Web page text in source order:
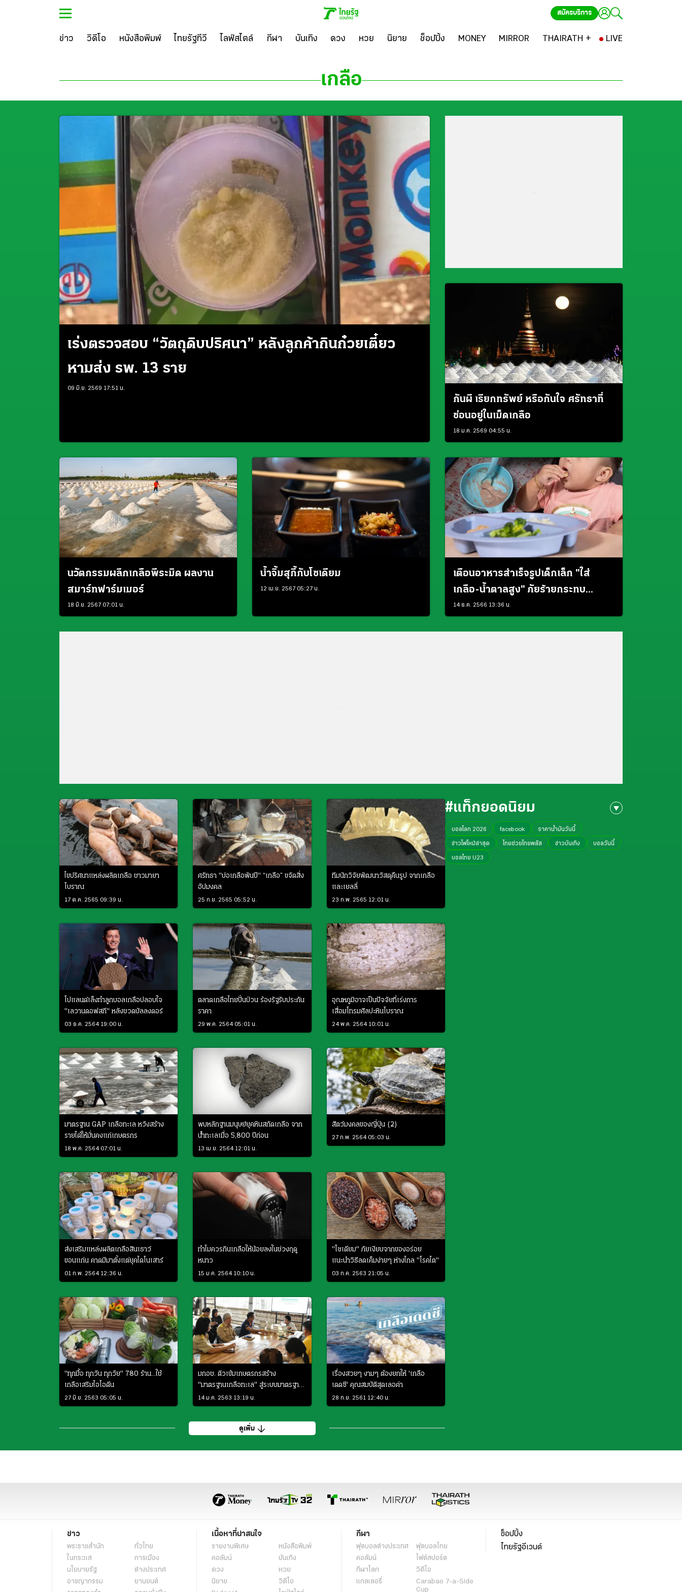
สมัครบริการ
ข่าว วิดีโอ หนังสือพิมพ์ ไทยรัฐทีวี ไลฟ์สไตล์ กีฬา บันเทิง ดวง หวย นิยาย ช็อปปิ้ง MONEY MIRROR THAIRATH + LIVE
เกลือ
เร่งตรวจสอบ “วัตถุดิบปริศนา” หลังลูกค้ากินก๋วยเตี๋ยว
หามส่ง รพ. 13 ราย
09 มิ.ย. 2569 17:51 น.
กันผี เรียกทรัพย์ หรือกันใจ ศรัทธาที่
ซ่อนอยู่ในเม็ดเกลือ
18 ม.ค. 2569 04:55 น.
นวัตกรรมผลึกเกลือพีระมิด ผลงาน
สมาร์ทฟาร์มเมอร์
18 มิ.ย. 2567 07:01 น.
น้ำจิ้มสุกี้กับโซเดียม
12 เม.ย. 2567 05:27 น.
เตือนอาหารสำเร็จรูปเด็กเล็ก "ใส่
เกลือ-น้ำตาลสูง" ภัยร้ายกระทบ
พัฒนาการ
14 ธ.ค. 2566 13:36 น.
ไขปริศนาแหล่งผลิตเกลือ ชาวมายา
โบราณ
17 ต.ค. 2565 09:39 น.
ศรัทธา "บ่อเกลือพันปี" “เกลือ” ขจัดสิ่ง
อัปมงคล
25 ก.ย. 2565 05:52 น.
ทีมนักวิจัยพัฒนาวัสดุคืนรูป จากเกลือ
และเยลลี่
23 ก.พ. 2565 12:01 น.
โปแลนด์เล็งทำลูกบอลเกลือปลอบใจ
"เลวานดอฟสกี" หลังชวดบัลลงดอร์
03 ธ.ค. 2564 19:00 น.
ตลาดเกลือไทยปั่นป่วน ร้องรัฐรับประกัน
ราคา
29 พ.ค. 2564 05:01 น.
อุณหภูมิอาจเป็นปัจจัยที่เร่งการ
เสื่อมโทรมศิลปะหินโบราณ
24 พ.ค. 2564 10:01 น.
มาตรฐาน GAP เกลือทะเล หวังสร้าง
รายได้ให้มั่นคงแก่เกษตรกร
18 พ.ค. 2564 07:01 น.
พบหลักฐานมนุษย์ยุคหินสกัดเกลือ จาก
น้ำทะเลเมื่อ 5,800 ปีก่อน
13 เม.ย. 2564 12:01 น.
สัตว์มงคลของญี่ปุ่น (2)
27 ก.พ. 2564 05:03 น.
ส่งเสริมแหล่งผลิตเกลือสินเธาว์
ขอนแก่น คาดมีมาตั้งแต่ยุคไดโนเสาร์
01 ก.พ. 2564 12:36 น.
ทำไมควรกินเกลือให้น้อยลงในช่วงฤดู
หนาว
15 ม.ค. 2564 10:10 น.
"โซเดียม" ภัยเงียบจากของอร่อย
แนะนำวิธีลดเค็มง่ายๆ ห่างไกล "โรคไต"
03 ก.ค. 2563 21:05 น.
"ทุกมื้อ ทุกวัน ทุกวัย" 780 ร้าน...ใช้
เกลือเสริมไอโอดีน
27 มิ.ย. 2563 05:05 น.
มกอช. ติวเข้มเกษตรกรสร้าง
"มาตรฐานเกลือทะเล" สู่ระบบมาตรฐาน
คุณภาพ
14 ม.ค. 2563 13:19 น.
เรื่องสวยๆ งามๆ ต้องยกให้ 'เกลือ
เดดซี' คุณสมบัติสุดเลอค่า
28 ก.ย. 2561 12:40 น.
ดูเพิ่ม
#แท็กยอดนิยม
บอลโลก 2026 facebook ราคาน้ำมันวันนี้
ข่าวไฟไหม้ล่าสุด ไทยช่วยไทยพลัส ข่าวบันเทิง บอลวันนี้
บอลไทย U23
ข่าว
พระราชสำนัก
ทั่วไทย
ในกระแส
การเมือง
นโยบายรัฐ
ต่างประเทศ
อาชญากรรม
ยานยนต์
เนื้อหาที่น่าสนใจ
รายงานพิเศษ
หนังสือพิมพ์
คอลัมน์
บันเทิง
ดวง
หวย
นิยาย
วิดีโอ
กีฬา
ฟุตบอลต่่างประเทศ
ฟุตบอลไทย
คอลัมน์
ไฟต์สปอร์ต
กีฬาโลก
วิดีโอ
แกลเลอรี่
Carabao 7-a-Side
Cup
ช็อปปิ้ง
ไทยรัฐอีเวนต์